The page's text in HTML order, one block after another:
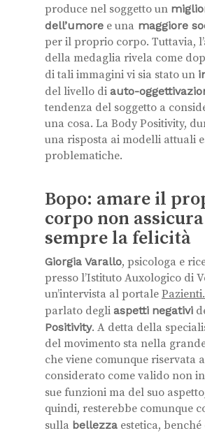
produce nel soggetto un
dell’umore e una maggiore
per il proprio corpo. Tuttavia,
della medaglia rivela come
di tali immagini vi sia stato un
del livello di auto-
tendenza del soggetto a
una cosa. La Body Positivity,
una risposta ai modelli attuali
problematiche.
Bopo: amare il
corpo non assicura
sempre la felicità
Giorgia Varallo, psicologa e
presso l’Istituto Auxologico di
un’intervista al portale
parlato degli aspetti negativi
Positivity. A detta della
del movimento sta nella
che viene comunque riservata
considerato come valido non
sue funzioni ma del suo
quindi, resterebbe comunque
sulla bellezza estetica,